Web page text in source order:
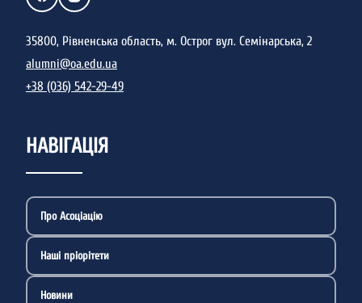
35800, Рівненська область, м. Острог вул. Семінарська, 2
alumni@oa.edu.ua
+38 (036) 542-29-49
НАВІГАЦІЯ
Про Асоціацію
Наші пріорітети
Новини